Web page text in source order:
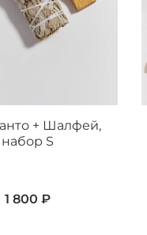
+ Шалфей,
набор S
1 800 ₽